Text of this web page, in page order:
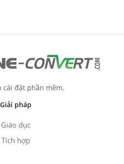
cài đặt phần mềm.
Giải pháp
Giáo dục
Tích hợp